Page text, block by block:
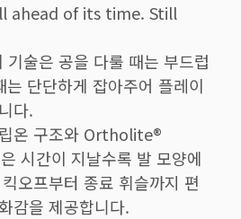
ahead of its time. Still
기술은 공을 다룰 때는 부드럽
단단하게 잡아주어 플레이
다.
온 구조와 Ortholite®
시간이 지날수록 발 모양에
오프부터 종료 휘슬까지 편
감을 제공합니다.